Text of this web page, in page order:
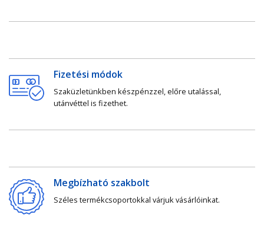
Fizetési módok
Szaküzletünkben készpénzzel, előre utalással,
utánvéttel is fizethet.
Megbízható szakbolt
Széles termékcsoportokkal várjuk vásárlóinkat.